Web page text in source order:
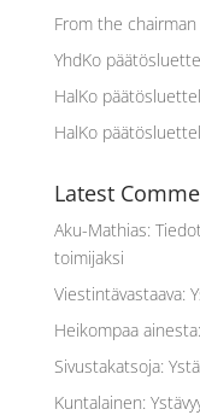
From the
YhdKo
HalKo
HalKo
Latest
Aku-Mathias:
toimijaksi
Viestintävastaava:
Heikompaa ainesta:
Sivustakatsoja:
Kuntalainen: